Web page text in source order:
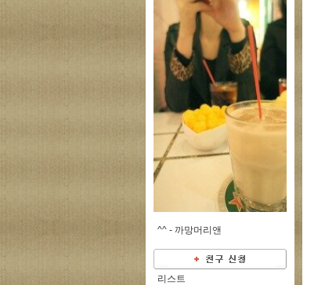
^^ - 까망머리앤
리스트